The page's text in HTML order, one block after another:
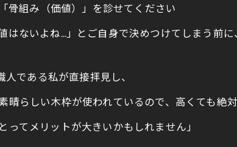
骨組み（価値）」を診せてください
はないよね…」とご自身で決めつけてしまう前
である私が直接拝見し、
晴らしい木枠が使われているので、高くても絶
ってメリットが大きいかもしれません」